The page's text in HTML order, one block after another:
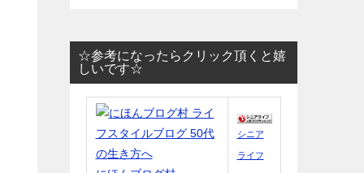
☆参考になったらクリック頂くと嬉
しいです☆
シニア
ライフ